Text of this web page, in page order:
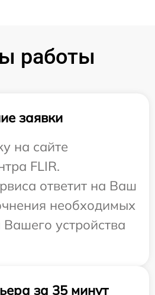
работы
заявки
на сайте
FLIR.
ответит на Ваш
необходимых
устройства
за 35 минут